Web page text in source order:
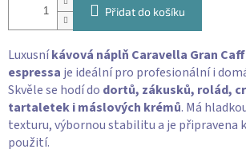
Přidat do košíku
Luxusníkávová náplň Caravella Gran
espressa je ideální pro profesionální i
Skvěle se hodí do dortů, zákusků, rolád,
tartaletek i máslových krémů. Má
texturu, výbornou stabilitu a je připravena
použití.